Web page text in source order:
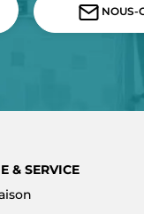
NOUS-
& SERVICE